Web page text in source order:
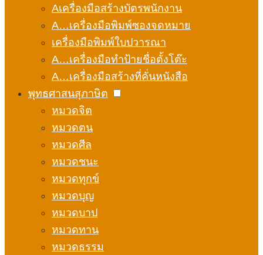
Aเครื่องมือสร้างบัตรพนักงาน
A…เครื่องมือพิมพ์ซองจดหมาย
เครื่องมือพิมพ์ใบปวารณา
A…เครื่องมือทำป้ายชื่อตั้งโต๊ะ
A…เครื่องมือสร้างที่คั่นหนังสือ
พุทธศาสนสุภาษิต
หมวดจิต
หมวดตน
หมวดศีล
หมวดชนะ
หมวดทุกข์
หมวดบุญ
หมวดบาป
หมวดทาน
หมวดธรรม